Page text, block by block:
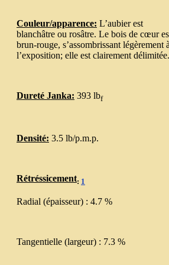
Couleur/apparence: L’aubier est
blanchâtre ou rosâtre. Le bois de cœur
brun-rouge, s’assombrissant légèrement à
l’exposition; elle est clairement délimitée.
Dureté Janka: 393 lbf
Densité: 3.5 lb/p.m.p.
Rétréssicement: 1
Radial (épaisseur) : 4.7 %
Tangentielle (largeur) : 7.3 %